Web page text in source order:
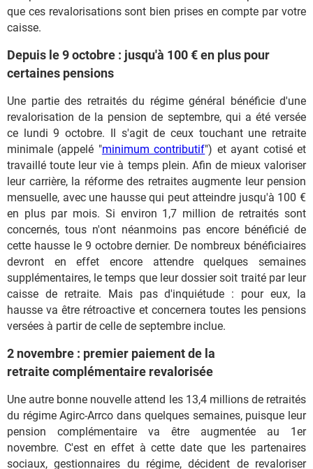
que ces revalorisations sont bien prises en compte par votre
caisse.
Depuis le 9 octobre : jusqu'à 100 € en plus pour
certaines pensions
Une partie des retraités du régime général bénéficie d'une
revalorisation de la pension de septembre, qui a été versée
ce lundi 9 octobre. Il s'agit de ceux touchant une retraite
minimale (appelé "minimum contributif") et ayant cotisé et
travaillé toute leur vie à temps plein. Afin de mieux valoriser
leur carrière, la réforme des retraites augmente leur pension
mensuelle, avec une hausse qui peut atteindre jusqu'à 100 €
en plus par mois. Si environ 1,7 million de retraités sont
concernés, tous n'ont néanmoins pas encore bénéficié de
cette hausse le 9 octobre dernier. De nombreux bénéficiaires
devront en effet encore attendre quelques semaines
supplémentaires, le temps que leur dossier soit traité par leur
caisse de retraite. Mais pas d'inquiétude : pour eux, la
hausse va être rétroactive et concernera toutes les pensions
versées à partir de celle de septembre inclue.
2 novembre : premier paiement de la
retraite complémentaire revalorisée
Une autre bonne nouvelle attend les 13,4 millions de retraités
du régime Agirc-Arrco dans quelques semaines, puisque leur
pension complémentaire va être augmentée au 1er
novembre. C'est en effet à cette date que les partenaires
sociaux, gestionnaires du régime, décident de revaloriser